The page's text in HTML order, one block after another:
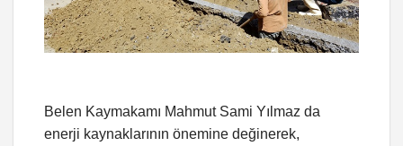
Belen Kaymakamı Mahmut Sami Yılmaz da
enerji kaynaklarının önemine değinerek,